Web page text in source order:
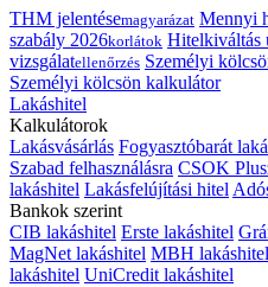
THM jelentésemagyarázat Mennyi
szabály 2026korlátok Hitelkiváltás
vizsgálatellenőrzés Személyi
Személyi kölcsön kalkulátor
Lakáshitel
Kalkulátorok
Lakásvásárlás Fogyasztóbarát
Szabad felhasználásra CSOK
lakáshitel Lakásfelújítási hitel
Bankok szerint
CIB lakáshitel Erste lakáshitel
MagNet lakáshitel MBH lakáshitel
lakáshitel UniCredit lakáshitel